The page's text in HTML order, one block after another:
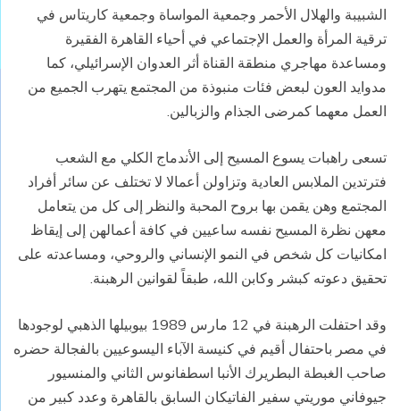
الشبيبة والهلال الأحمر وجمعية المواساة وجمعية كاريتاس في
ترقية المرأة والعمل الإجتماعي في أحياء القاهرة الفقيرة
ومساعدة مهاجري منطقة القناة أثر العدوان الإسرائيلي، كما
مدوايد العون لبعض فئات منبوذة من المجتمع يتهرب الجميع من
العمل معهما كمرضى الجذام والزبالين.
تسعى راهبات يسوع المسيح إلى الأندماج الكلي مع الشعب
فترتدين الملابس العادية وتزاولن أعمالا لا تختلف عن سائر أفراد
المجتمع وهن يقمن بها بروح المحبة والنظر إلى كل من يتعامل
معهن نظرة المسيح نفسه ساعيين في كافة أعمالهن إلى إيقاظ
امكانيات كل شخص في النمو الإنساني والروحي، ومساعدته على
تحقيق دعوته كبشر وكابن الله، طبقاً لقوانين الرهبنة.
وقد احتفلت الرهبنة في 12 مارس 1989 بيوبيلها الذهبي لوجودها
في مصر باحتفال أقيم في كنيسة الآباء اليسوعيين بالفجالة حضره
صاحب الغبطة البطريرك الأنبا اسطفانوس الثاني والمنسيور
جيوفاني موريتي سفير الفاتيكان السابق بالقاهرة وعدد كبير من